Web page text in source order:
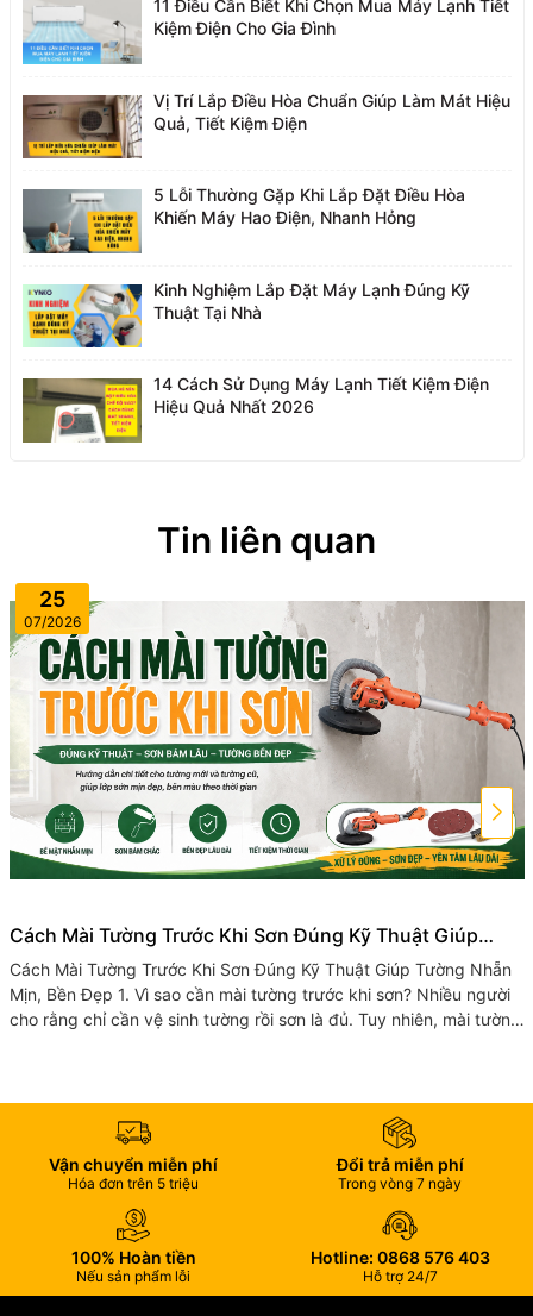
11 Điều Cần Biết Khi Chọn Mua Máy Lạnh Tiết
Kiệm Điện Cho Gia Đình
Vị Trí Lắp Điều Hòa Chuẩn Giúp Làm Mát Hiệu
Quả, Tiết Kiệm Điện
5 Lỗi Thường Gặp Khi Lắp Đặt Điều Hòa
Khiến Máy Hao Điện, Nhanh Hỏng
Kinh Nghiệm Lắp Đặt Máy Lạnh Đúng Kỹ
Thuật Tại Nhà
14 Cách Sử Dụng Máy Lạnh Tiết Kiệm Điện
Hiệu Quả Nhất 2026
Tin liên quan
25
07/2026
Cách Mài Tường Trước Khi Sơn Đúng Kỹ Thuật Giúp
Tường Nhẵn Mịn, Bền Đẹp
Cách Mài Tường Trước Khi Sơn Đúng Kỹ Thuật Giúp Tường Nhẵn
Mịn, Bền Đẹp 1. Vì sao cần mài tường trước khi sơn? Nhiều người
cho rằng chỉ cần vệ sinh tường rồi sơn là đủ. Tuy nhiên, mài tường
Vận chuyển miễn phí
Hóa đơn trên 5 triệu
Đổi trả miễn phí
Trong vòng 7 ngày
100% Hoàn tiền
Nếu sản phẩm lỗi
Hotline: 0868 576 403
Hỗ trợ 24/7